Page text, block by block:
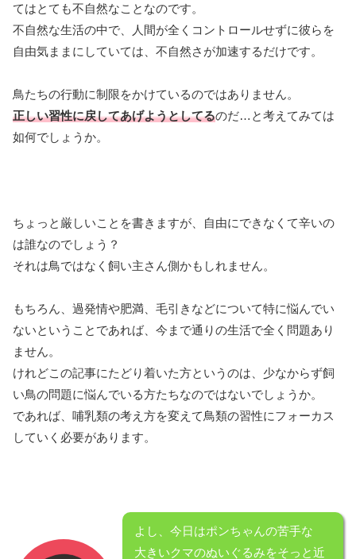
てはとても不自然なことなのです。
不自然な生活の中で、人間が全くコントロールせずに彼らを
自由気ままにしていては、不自然さが加速するだけです。
鳥たちの行動に制限をかけているのではありません。
正しい習性に戻してあげようとしてるのだ…と考えてみては
如何でしょうか。
ちょっと厳しいことを書きますが、自由にできなくて辛いの
は誰なのでしょう？
それは鳥ではなく飼い主さん側かもしれません。
もちろん、過発情や肥満、毛引きなどについて特に悩んでい
ないということであれば、今まで通りの生活で全く問題あり
ません。
けれどこの記事にたどり着いた方というのは、少なからず飼
い鳥の問題に悩んでいる方たちなのではないでしょうか。
であれば、哺乳類の考え方を変えて鳥類の習性にフォーカス
していく必要があります。
よし、今日はポンちゃんの苦手な
大きいクマのぬいぐるみをそっと近